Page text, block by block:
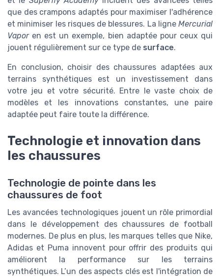
que des crampons adaptés pour maximiser l'adhérence
et minimiser les risques de blessures. La ligne Mercurial
Vaporen est un exemple, bien adaptée pour ceux qui
jouent régulièrement sur ce type de surface.
En conclusion, choisir des chaussures adaptées aux
terrains synthétiques est un investissement dans
votre jeu et votre sécurité. Entre le vaste choix de
modèles et les innovations constantes, une paire
adaptée peut faire toute la différence.
Technologie et innovation dans
les chaussures
Technologie de pointe dans les
chaussures de foot
Les avancées technologiques jouent un rôle primordial
dans le développement des chaussures de football
modernes. De plus en plus, les marques telles que Nike,
Adidas et Puma innovent pour offrir des produits qui
améliorent la performance sur les terrains
synthétiques. L’un des aspects clés est l'intégration de